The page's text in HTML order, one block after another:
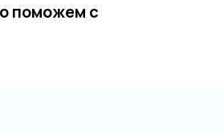
поможем с